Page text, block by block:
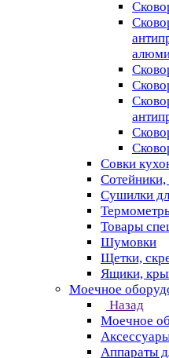
Совки
Сушилки
Товары
Шумовки
Щетки,
Ящики,
Моечное
Назад
Моечное
Аппараты